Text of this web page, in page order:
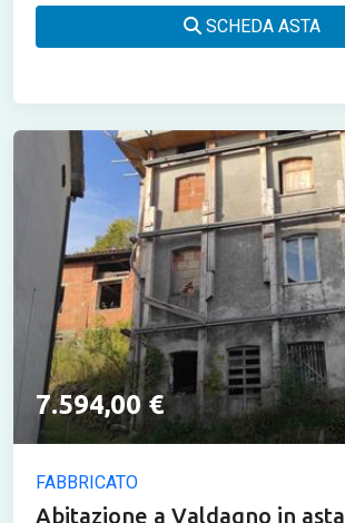
SCHEDA ASTA
7.594,00 €
FABBRICATO
Abitazione a Valdagno in asta